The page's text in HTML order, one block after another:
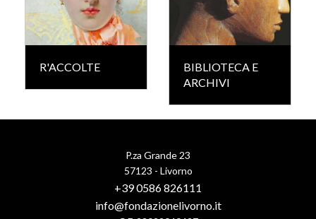
R'ACCOLTE
BIBLIOTECA E
ARCHIVI
P.za Grande 23
57123 - Livorno
+39 0586 826111
info@fondazionelivorno.it